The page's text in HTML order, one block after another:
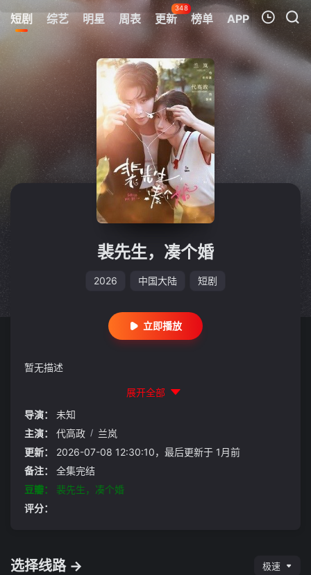
短剧 综艺 明星 周表 更新
348
榜单 APP
我的观影记录
暂无观看影片的记录
裴先生，凑个婚
2026 中国大陆 短剧
立即播放
暂无描述
展开全部
导演：
未知
主演：
代高政 / 兰岚
更新：
2026-07-08 12:30:10，最后更新于 1月前
备注：
全集完结
豆瓣：
裴先生，凑个婚
评分：
选择线路 → 极速